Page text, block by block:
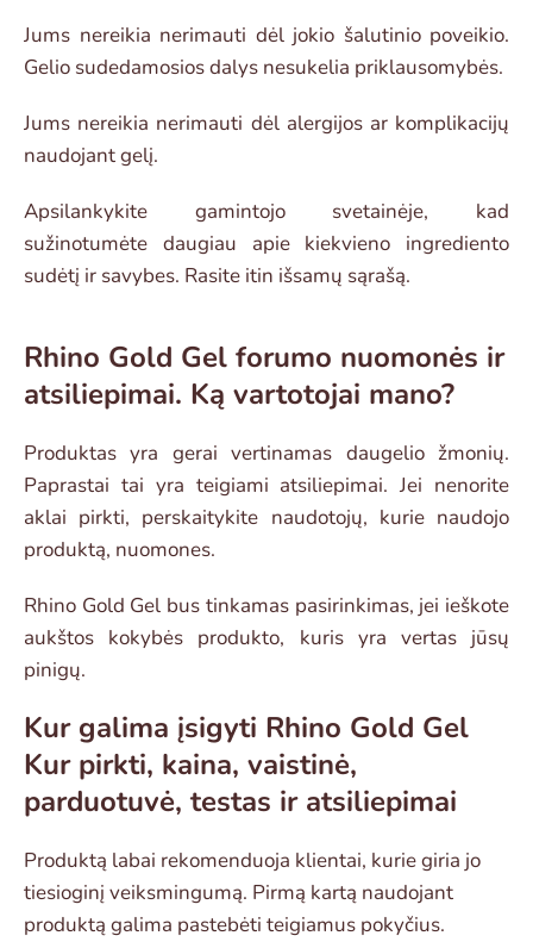
Jums nereikia nerimauti dėl jokio šalutinio poveikio.
Gelio sudedamosios dalys nesukelia priklausomybės.
Jums nereikia nerimauti dėl alergijos ar komplikacijų
naudojant gelį.
Apsilankykite gamintojo svetainėje, kad
sužinotumėte daugiau apie kiekvieno ingrediento
sudėtį ir savybes. Rasite itin išsamų sąrašą.
Rhino Gold Gel forumo nuomonės ir
atsiliepimai. Ką vartotojai mano?
Produktas yra gerai vertinamas daugelio žmonių.
Paprastai tai yra teigiami atsiliepimai. Jei nenorite
aklai pirkti, perskaitykite naudotojų, kurie naudojo
produktą, nuomones.
Rhino Gold Gel bus tinkamas pasirinkimas, jei ieškote
aukštos kokybės produkto, kuris yra vertas jūsų
pinigų.
Kur galima įsigyti Rhino Gold Gel
Kur pirkti, kaina, vaistinė,
parduotuvė, testas ir atsiliepimai
Produktą labai rekomenduoja klientai, kurie giria jo
tiesioginį veiksmingumą. Pirmą kartą naudojant
produktą galima pastebėti teigiamus pokyčius.